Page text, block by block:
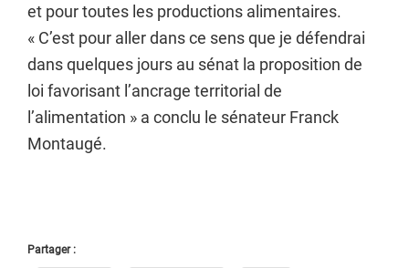
et pour toutes les productions alimentaires.
« C’est pour aller dans ce sens que je défendrai
dans quelques jours au sénat la proposition de
loi favorisant l’ancrage territorial de
l’alimentation » a conclu le sénateur Franck
Montaugé.
Partager :